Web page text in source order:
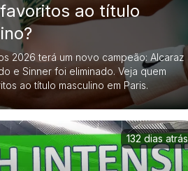
ao título
2026 terá um novo campeão: Alcaraz
e Sinner foi eliminado. Veja quem
ao título masculino em Paris.
132 dias atrás